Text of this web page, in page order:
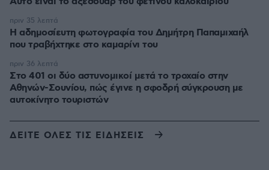
Η αδημοσίευτη φωτογραφία του Δημήτρη Παπαμιχαήλ
που τραβήχτηκε στο καμαρίνι του
πριν 35 λεπτά
Στο 401 οι δύο αστυνομικοί μετά το τροχαίο στην
Αθηνών-Σουνίου, πώς έγινε η σφοδρή σύγκρουση με
αυτοκίνητο τουριστών
πριν 36 λεπτά
ΔΕΙΤΕ ΟΛΕΣ ΤΙΣ ΕΙΔΗΣΕΙΣ